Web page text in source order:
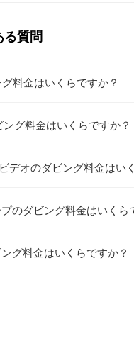
る質問
料金はいくらですか？
グ料金はいくらですか？
デオのダビング料金はい
のダビング料金はいくら
グ料金はいくらですか？